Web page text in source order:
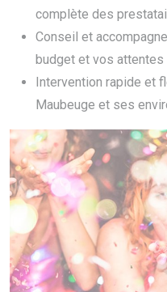
complète des
Conseil et
budget et vos attentes
Intervention rapide et
Maubeuge et ses